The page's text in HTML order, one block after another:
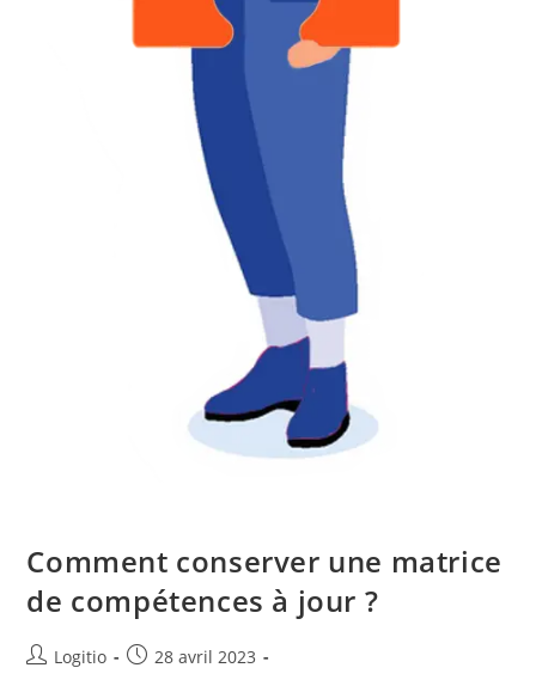
Comment conserver une matrice
de compétences à jour ?
Logitio
28 avril 2023